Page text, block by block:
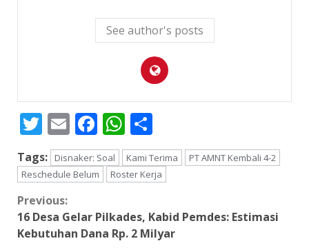
See author's posts
Twitter
EmailFacebook
WhatsApp
Tags: Disnaker: Soal Kami Terima
PT AMNT Kembali 4-2
Reschedule Belum
Roster Kerja
Continue
Reading
Previous:
16 Desa Gelar Pilkades, Kabid Pemdes: Estimasi
Kebutuhan Dana Rp. 2 Milyar